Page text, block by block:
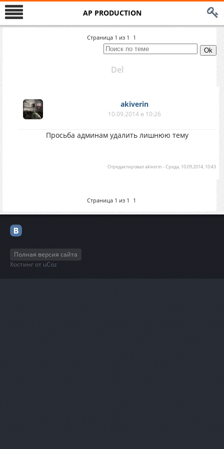
AP PRODUCTION
Страница 1 из 1 1
Del
akiverin
10.09.2014 в 10:26
Просьба админам удалить лишнюю тему
Отредактировалakiverin -Среда, 10.09.2014, 10:43
Страница 1 из 1 1
Полная версия сайта
Хостинг от uCoz